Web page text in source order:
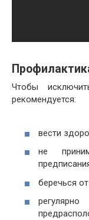
Чтобы
рекомендуется:
вести
не
беречься